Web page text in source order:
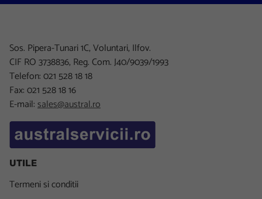
Sos. Pipera-Tunari 1C, Voluntari, Ilfov.
CIF RO 3738836, Reg. Com. J40/9039/1993
Telefon: 021 528 18 18
Fax: 021 528 18 16
E-mail:sales@austral.ro
UTILE
Termeni si conditii